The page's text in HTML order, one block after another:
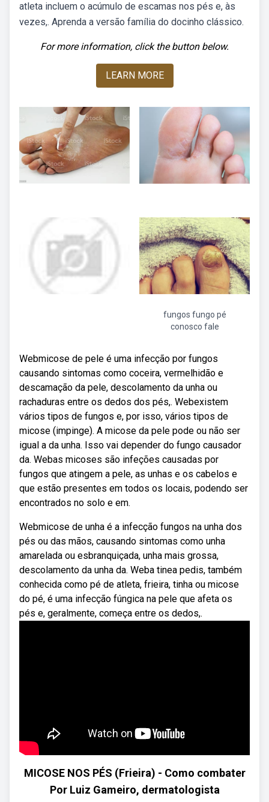
atleta incluem o acúmulo de escamas nos pés e, às
vezes,. Aprenda a versão família do docinho clássico.
For more information, click the button below.
LEARN MORE
fungos fungo pé
conosco fale
Webmicose de pele é uma infecção por fungos
causando sintomas como coceira, vermelhidão e
descamação da pele, descolamento da unha ou
rachaduras entre os dedos dos pés,. Webexistem
vários tipos de fungos e, por isso, vários tipos de
micose (impinge). A micose da pele pode ou não ser
igual a da unha. Isso vai depender do fungo causador
da. Webas micoses são infeções causadas por
fungos que atingem a pele, as unhas e os cabelos e
que estão presentes em todos os locais, podendo ser
encontrados no solo e em.
Webmicose de unha é a infecção fungos na unha dos
pés ou das mãos, causando sintomas como unha
amarelada ou esbranquiçada, unha mais grossa,
descolamento da unha da. Weba tinea pedis, também
conhecida como pé de atleta, frieira, tinha ou micose
do pé, é uma infecção fúngica na pele que afeta os
pés e, geralmente, começa entre os dedos,.
MICOSE NOS PÉS (Frieira) - Como combater
Por Luiz Gameiro, dermatologista